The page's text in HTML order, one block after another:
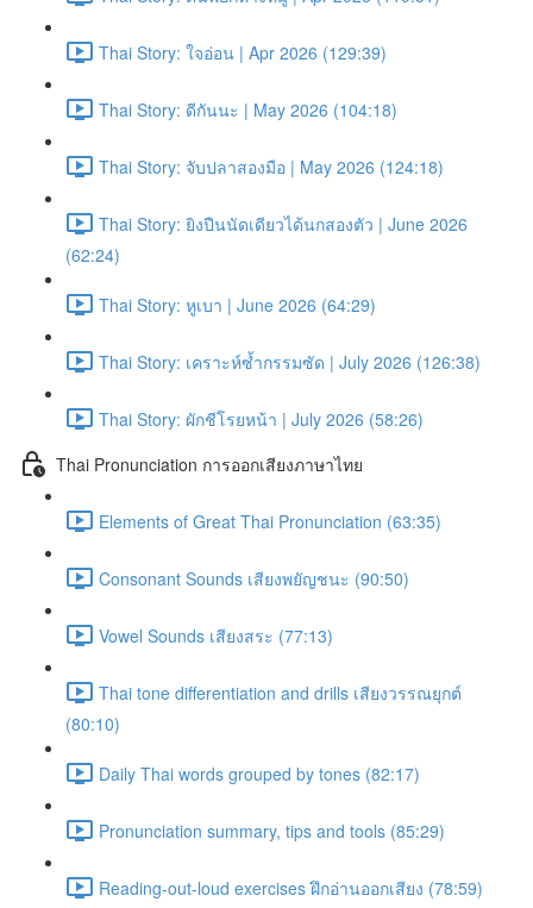
Thai Story: ใจอ่อน | Apr 2026 (129:39)
Thai Story: ดีกันนะ | May 2026 (104:18)
Thai Story: จับปลาสองมือ | May 2026 (124:18)
Thai Story: ยิงปืนนัดเดียวได้นกสองตัว | June 2026
(62:24)
Thai Story: หูเบา | June 2026 (64:29)
Thai Story: เคราะห์ซ้ำกรรมซัด | July 2026 (126:38)
Thai Story: ผักชีโรยหน้า | July 2026 (58:26)
Thai Pronunciation การออกเสียงภาษาไทย
Elements of Great Thai Pronunciation (63:35)
Consonant Sounds เสียงพยัญชนะ (90:50)
Vowel Sounds เสียงสระ (77:13)
Thai tone differentiation and drills เสียงวรรณยุกต์
(80:10)
Daily Thai words grouped by tones (82:17)
Pronunciation summary, tips and tools (85:29)
Reading-out-loud exercises ฝึกอ่านออกเสียง (78:59)